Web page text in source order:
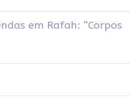
em Rafah: “Corpos